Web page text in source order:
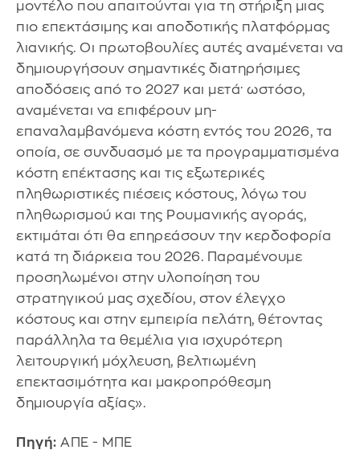
μοντέλο που απαιτούνται για τη στήριξη μιας
πιο επεκτάσιμης και αποδοτικής πλατφόρμας
λιανικής. Οι πρωτοβουλίες αυτές αναμένεται να
δημιουργήσουν σημαντικές διατηρήσιμες
αποδόσεις από το 2027 και μετά· ωστόσο,
αναμένεται να επιφέρουν μη-
επαναλαμβανόμενα κόστη εντός του 2026, τα
οποία, σε συνδυασμό με τα προγραμματισμένα
κόστη επέκτασης και τις εξωτερικές
πληθωριστικές πιέσεις κόστους, λόγω του
πληθωρισμού και της Ρουμανικής αγοράς,
εκτιμάται ότι θα επηρεάσουν την κερδοφορία
κατά τη διάρκεια του 2026. Παραμένουμε
προσηλωμένοι στην υλοποίηση του
στρατηγικού μας σχεδίου, στον έλεγχο
κόστους και στην εμπειρία πελάτη, θέτοντας
παράλληλα τα θεμέλια για ισχυρότερη
λειτουργική μόχλευση, βελτιωμένη
επεκτασιμότητα και μακροπρόθεσμη
δημιουργία αξίας».
Πηγή: ΑΠΕ - ΜΠΕ